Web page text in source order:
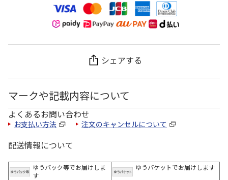
シェアする
マークや記載内容について
よくあるお問い合わせ
お支払い方法 注文のキャンセルについて
配送情報について
ゆうパック等でお届けしま
す
ゆうパケットでお届けします